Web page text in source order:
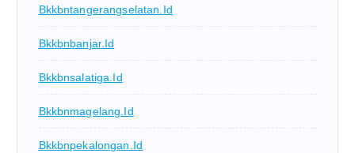
Bkkbntangerangselatan.id
Bkkbnbanjar.id
Bkkbnsalatiga.id
Bkkbnmagelang.id
Bkkbnpekalongan.id